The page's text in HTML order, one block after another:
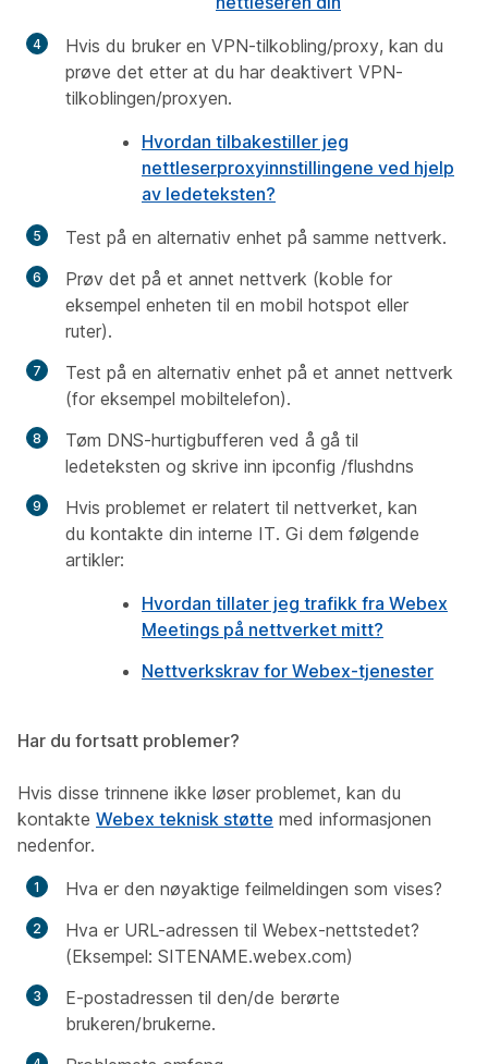
Hvis du bruker en VPN-tilkobling/proxy, kan du
prøve det etter at du har deaktivert VPN-
tilkoblingen/proxyen.
Hvordan tilbakestiller jeg
nettleserproxyinnstillingene ved hjelp
av ledeteksten?
Test på en alternativ enhet på samme nettverk.
Prøv det på et annet nettverk (koble for
eksempel enheten til en mobil hotspot eller
ruter).
Test på en alternativ enhet på et annet nettverk
(for eksempel mobiltelefon).
Tøm DNS-hurtigbufferen ved å gå til
ledeteksten og skrive inn ipconfig /flushdns
Hvis problemet er relatert til nettverket, kan
du kontakte din interne IT. Gi dem følgende
artikler:
Hvordan tillater jeg trafikk fra Webex
Meetings på nettverket mitt?
Nettverkskrav for Webex-tjenester
Har du fortsatt problemer?
Hvis disse trinnene ikke løser problemet, kan du
kontakte Webex teknisk støtte med informasjonen
nedenfor.
Hva er den nøyaktige feilmeldingen som vises?
Hva er URL-adressen til Webex-nettstedet?
(Eksempel: SITENAME.webex.com)
E-postadressen til den/de berørte
brukeren/brukerne.